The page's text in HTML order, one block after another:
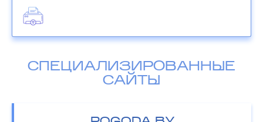
СПЕЦИАЛИЗИРОВАННЫЕ
САЙТЫ